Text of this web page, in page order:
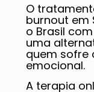
O
burnout em
o Brasil
uma
quem sofre
emocional.
A terapia